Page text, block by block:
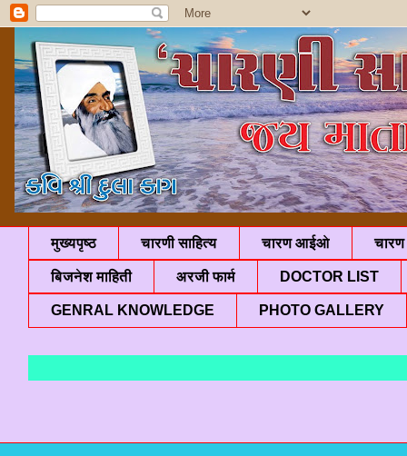
मुख्यपृष्ठ चारणी साहित्य चारण आईओ चारण
बिजनेश माहिती अरजी फार्म DOCTOR LIST
GENRAL KNOWLEDGE PHOTO GALLERY